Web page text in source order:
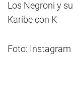
Los Negroni y
Karibe con K
Foto: Instagram